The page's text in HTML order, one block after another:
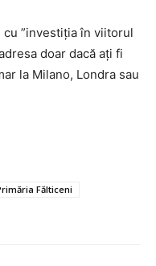
cu ”investiția în viitorul
doar dacă ați fi
la Milano, Londra sau
Fălticeni